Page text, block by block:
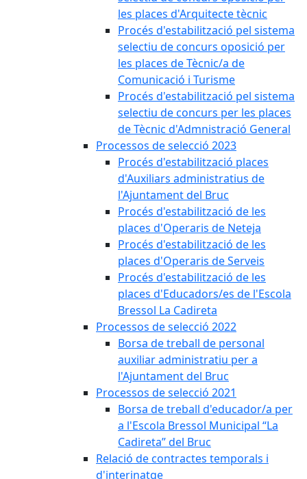
les places d'Arquitecte tècnic
Procés d'estabilització pel sistema
selectiu de concurs oposició per
les places de Tècnic/a de
Comunicació i Turisme
Procés d'estabilització pel sistema
selectiu de concurs per les places
de Tècnic d'Admnistració General
Processos de selecció 2023
Procés d'estabilització places
d'Auxiliars administratius de
l'Ajuntament del Bruc
Procés d'estabilització de les
places d'Operaris de Neteja
Procés d'estabilització de les
places d'Operaris de Serveis
Procés d'estabilització de les
places d'Educadors/es de l'Escola
Bressol La Cadireta
Processos de selecció 2022
Borsa de treball de personal
auxiliar administratiu per a
l'Ajuntament del Bruc
Processos de selecció 2021
Borsa de treball d'educador/a per
a l'Escola Bressol Municipal “La
Cadireta” del Bruc
Relació de contractes temporals i
d'interinatge